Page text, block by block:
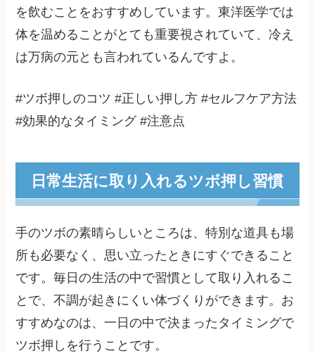
を飲むことをおすすめしています。東洋医学では
体を温めることがとても重要視されていて、冷え
は万病の元とも言われているんですよ。
#ツボ押しのコツ #正しい押し方 #セルフケア方法
#効果的なタイミング #注意点
日常生活に取り入れるツボ押し習慣
手のツボの素晴らしいところは、特別な道具も場
所も必要なく、思い立ったときにすぐできること
です。毎日の生活の中で習慣として取り入れるこ
とで、不調が起きにくい体づくりができます。お
すすめなのは、一日の中で決まったタイミングで
ツボ押しを行うことです。